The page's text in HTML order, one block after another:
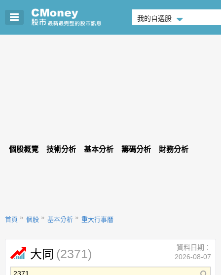
我的自選股
個股概覽 技術分析 基本分析 籌碼分析 財務分析
首頁 個股 基本分析 重大行事曆
大同 (2371)
資料日期：
2026-08-07